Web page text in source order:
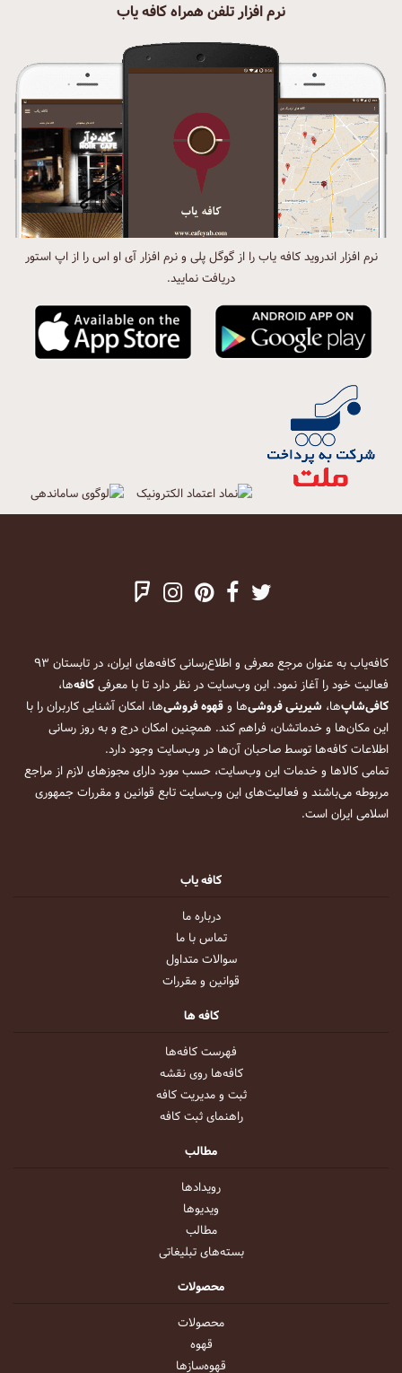
نرم افزار تلفن همراه کافه یاب
نرم افزار اندروید کافه یاب را از گوگل پلی و نرم افزار آی او اس را از اپ استور
دریافت نمایید.
کافه‌یاب به عنوان مرجع معرفی و اطلاع‌رسانی کافه‌های ایران، در تابستان ۹۳
فعالیت خود را آغاز نمود. این وب‌سایت در نظر دارد تا با معرفیکافه‌ها،
کافی‌شاپ‌ها، شیرینی فروشی‌ها وقهوه فروشی‌ها، امکان آشنایی کاربران را با
این مکان‌ها و خدماتشان، فراهم کند. همچنین امکان درج و به روز رسانی
اطلاعات کافه‌ها توسط صاحبان آن‌ها در وب‌سایت وجود دارد.
تمامی کالاها و خدمات این وب‌سایت، حسب مورد دارای مجوزهای لازم از مراجع
مربوطه می‌باشند و فعالیت‌های این وب‌سایت تابع قوانین و مقررات جمهوری
اسلامی ایران است.
کافه یاب
درباره ما
تماس با ما
سوالات متداول
قوانین و مقررات
کافه ها
فهرست کافه‌ها
کافه‌ها روی نقشه
ثبت و مدیریت کافه
راهنمای ثبت کافه
مطالب
رویداد‌ها
ویدیو‌ها
مطالب
بسته‌های تبلیغاتی
محصولات
محصولات
قهوه
قهوه‌ساز‌ها